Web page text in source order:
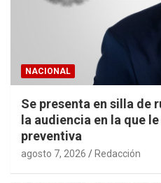
NACIONAL
Se presenta en silla de
la audiencia en la que
preventiva
agosto 7, 2026 Redacción